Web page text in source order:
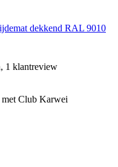
dekkend RAL 9010
1 klantreview
Club Karwei